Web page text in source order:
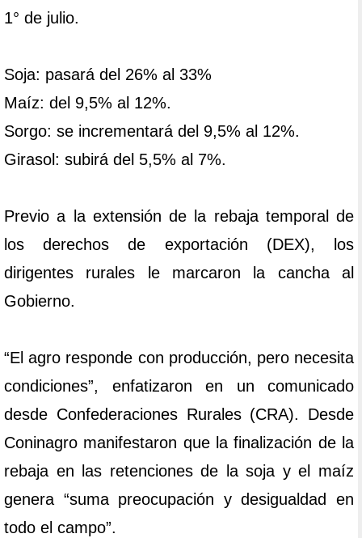
1° de julio.
Soja: pasará del 26% al 33%
Maíz: del 9,5% al 12%.
Sorgo: se incrementará del 9,5% al 12%.
Girasol: subirá del 5,5% al 7%.
Previo a la extensión de la rebaja temporal de
los derechos de exportación (DEX), los
dirigentes rurales le marcaron la cancha al
Gobierno.
“El agro responde con producción, pero necesita
condiciones”, enfatizaron en un comunicado
desde Confederaciones Rurales (CRA). Desde
Coninagro manifestaron que la finalización de la
rebaja en las retenciones de la soja y el maíz
genera “suma preocupación y desigualdad en
todo el campo”.